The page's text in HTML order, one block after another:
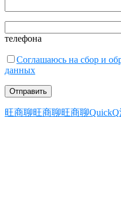
телефона
Соглашаюсь на сбор и
данных
旺商聊旺商聊旺商聊QuickQ